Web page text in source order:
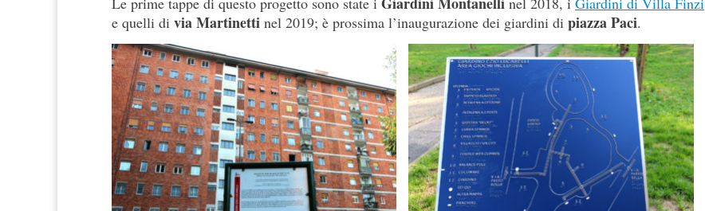
e quelli di via Martinetti nel 2019; è prossima l’inaugurazione dei giardini di piazza Paci.